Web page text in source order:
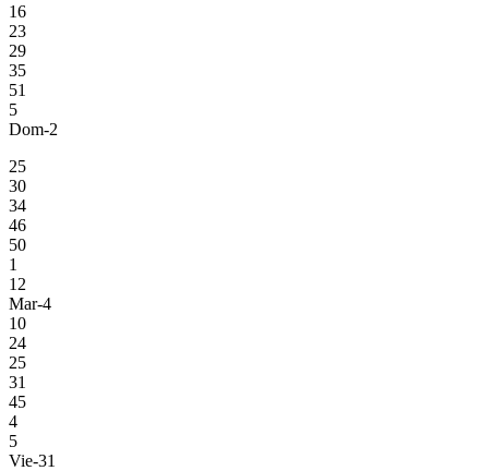
16
23
29
35
51
5
Dom-2
25
30
34
46
50
1
12
Mar-4
10
24
25
31
45
4
5
Vie-31